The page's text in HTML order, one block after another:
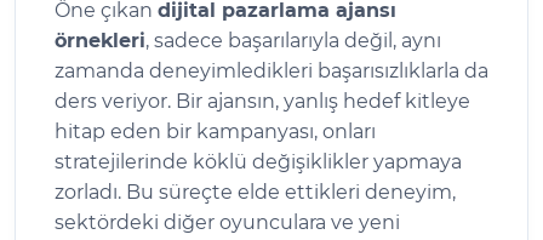
Öne çıkan dijital pazarlama ajansı
örnekleri, sadece başarılarıyla değil, aynı
zamanda deneyimledikleri başarısızlıklarla da
ders veriyor. Bir ajansın, yanlış hedef kitleye
hitap eden bir kampanyası, onları
stratejilerinde köklü değişiklikler yapmaya
zorladı. Bu süreçte elde ettikleri deneyim,
sektördeki diğer oyunculara ve yeni